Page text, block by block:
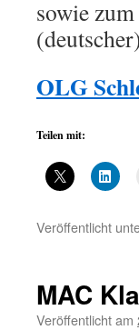
sowie
OLG
Teilen mit:
Veröffentlicht
MAC
Veröffentlicht am